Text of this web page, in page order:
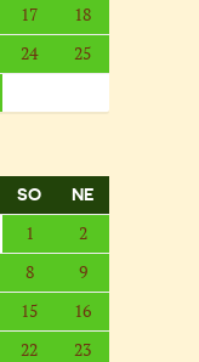
17
18
24
25
SO NE
1
2
8
9
15
16
22
23